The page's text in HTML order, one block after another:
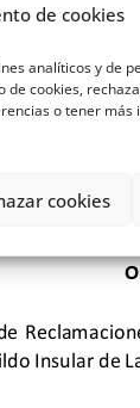
de cookies
analíticos y de
de cookies,
o tener
cookies